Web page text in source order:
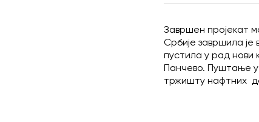
Завршен пројекат
Србије завршила је
пустила у рад нови
Панчево. Пуштање у
тржишту нафтних